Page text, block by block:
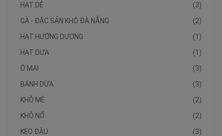
(3)
HẠT DẺ
(2)
GÀ - ĐẶC SẢN KHÔ ĐÀ NẴNG
(1)
HẠT HƯỚNG DƯƠNG
(1)
HẠT DƯA
(3)
Ô MAI
(3)
BÁNH DỪA
(2)
KHÔ MÈ
(2)
KHÔ NỔ
(3)
KẸO ĐẬU